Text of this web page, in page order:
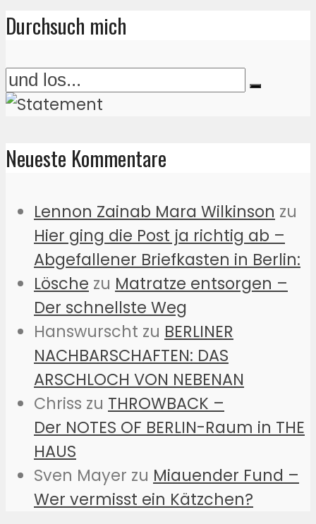
Durchsuch mich
Neueste Kommentare
Lennon Zainab Mara Wilkinson zu
Hier ging die Post ja richtig ab –
Abgefallener Briefkasten in Berlin:
Lösche zu Matratze entsorgen –
Der schnellste Weg
Hanswurscht zu BERLINER
NACHBARSCHAFTEN: DAS
ARSCHLOCH VON NEBENAN
Chriss zu THROWBACK –
Der NOTES OF BERLIN-Raum in THE
HAUS
Sven Mayer zu Miauender Fund –
Wer vermisst ein Kätzchen?